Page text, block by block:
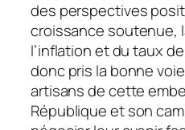
des perspectives
croissance soutenue,
l’inflation et du taux
donc pris la bonne
artisans de cette
République et son